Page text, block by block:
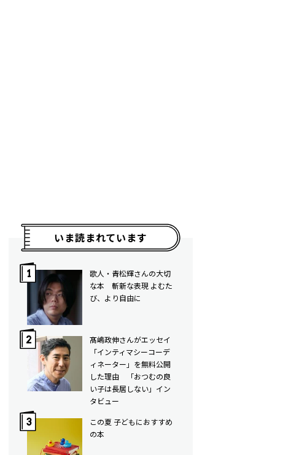
いま読まれています
歌人・青松輝さんの大切
な本 斬新な表現 よむた
び、より自由に
髙嶋政伸さんがエッセイ
「インティマシーコーデ
ィネーター」を無料公開
した理由 「おつむの良
い子は長居しない」イン
タビュー
この夏 子どもにおすすめ
の本